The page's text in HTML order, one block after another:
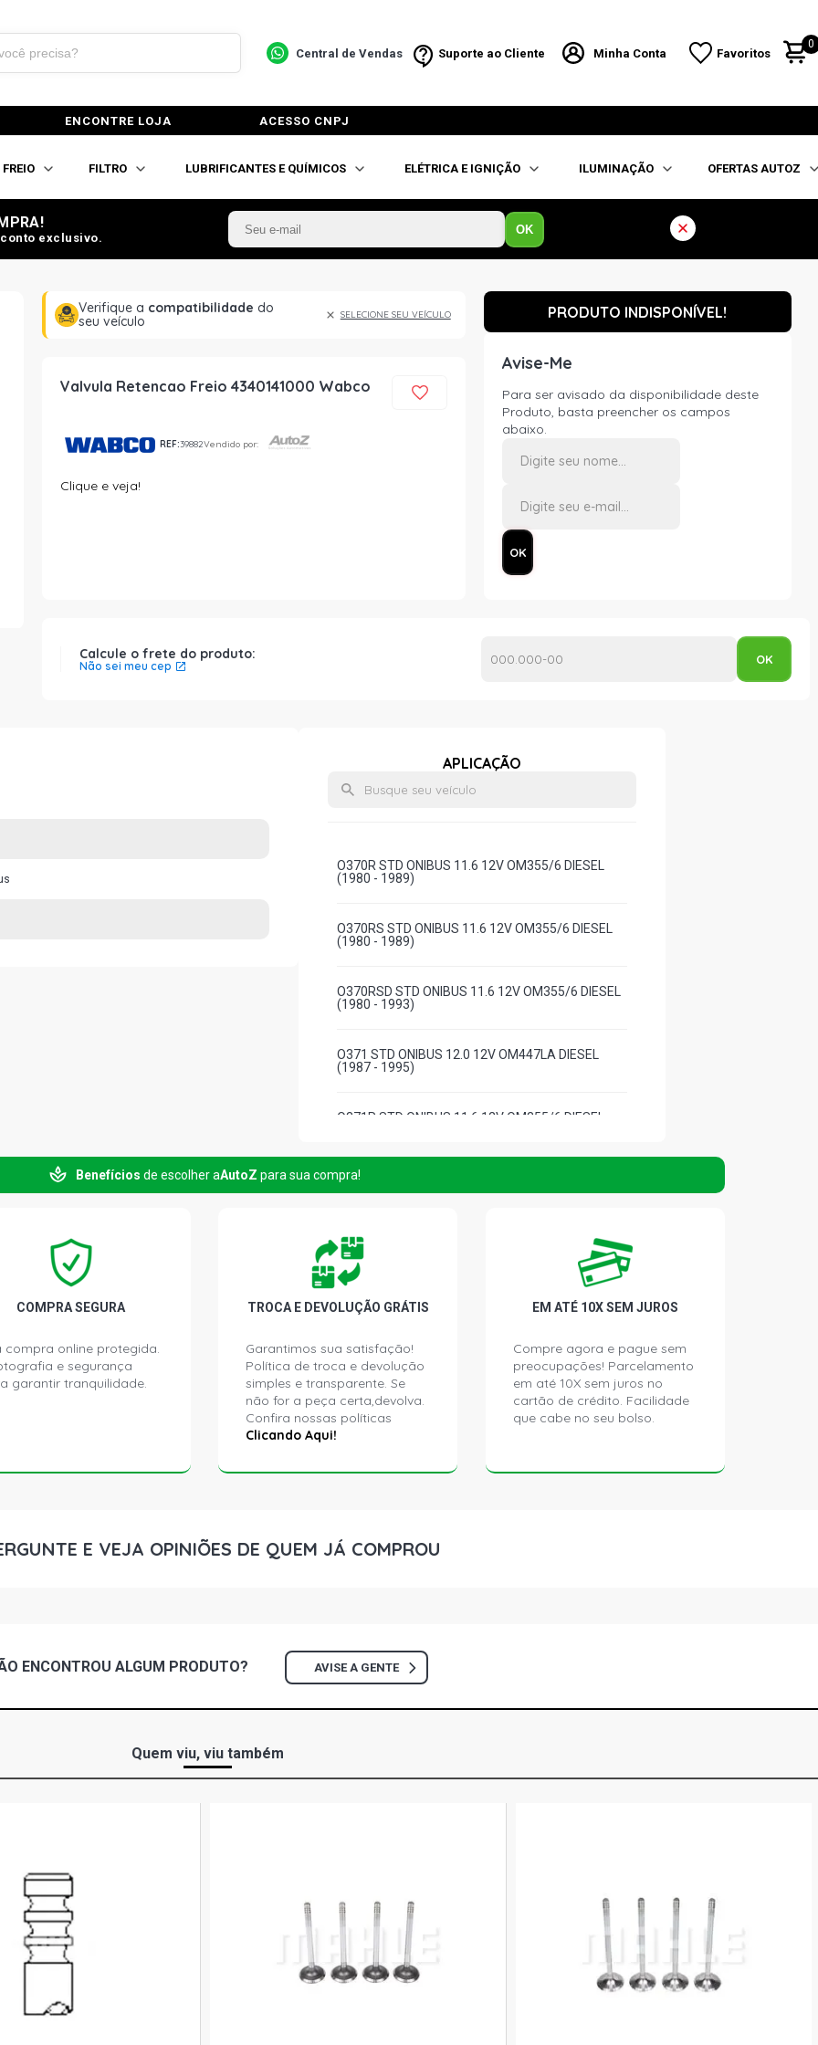
Central de Vendas Suporte ao Cliente Minha Conta Favoritos
0
ENCONTRE LOJA ACESSO CNPJ
FREIO FILTRO LUBRIFICANTES E QUÍMICOS ELÉTRICA E IGNIÇÃO ILUMINAÇÃO OFERTAS AUTOZ
exclusivo.
OK
Verifique a compatibilidade do
seu veículo
SELECIONE SEU VEÍCULO
Valvula Retencao Freio 4340141000 Wabco
REF:39882Vendido por:
Clique e veja!
PRODUTO INDISPONÍVEL!
Avise-Me
Para ser avisado da disponibilidade deste
Produto, basta preencher os campos
abaixo.
Calcule o frete do produto:
Não sei meu cep
APLICAÇÃO
O370R STD ONIBUS 11.6 12V OM355/6 DIESEL
(1980 - 1989)
O370RS STD ONIBUS 11.6 12V OM355/6 DIESEL
(1980 - 1989)
O370RSD STD ONIBUS 11.6 12V OM355/6 DIESEL
(1980 - 1993)
O371 STD ONIBUS 12.0 12V OM447LA DIESEL
(1987 - 1995)
O371R STD ONIBUS 11.6 12V OM355/6 DIESEL
O371RS STD ONIBUS 12.0 12V OM447LA DIESEL
(1987 - 1993)
O371RSD STD ONIBUS 11.6 12V OM355/6LA
DIESEL (1987 - 1995)
O371U STD ONIBUS 6.0 12V OM366 DIESEL (1987
- 1996)
O371UL STD ONIBUS 6.0 12V OM366LA DIESEL
(1987 - 1996)
O400 UP ONIBUS 12.0 12V OM447LA DIESEL (1995
OF1315 STD ONIBUS 6.0 12V OM366 DIESEL (1987
OH1315 STD ONIBUS 6.0 12V OM366 DIESEL
(1980 - 1996)
Benefícios de escolher aAutoZ para sua compra!
COMPRA SEGURA
compra online protegida.
e segurança
garantir tranquilidade.
TROCA E DEVOLUÇÃO GRÁTIS
Garantimos sua satisfação!
Política de troca e devolução
simples e transparente. Se
não for a peça certa,devolva.
Confira nossas políticas
Clicando Aqui!
EM ATÉ 10X SEM JUROS
Compre agora e pague sem
preocupações! Parcelamento
em até 10X sem juros no
cartão de crédito. Facilidade
que cabe no seu bolso.
E VEJA OPINIÕES DE QUEM JÁ COMPROU
ENCONTROU ALGUM PRODUTO? AVISE A GENTE
Quem viu, viu também